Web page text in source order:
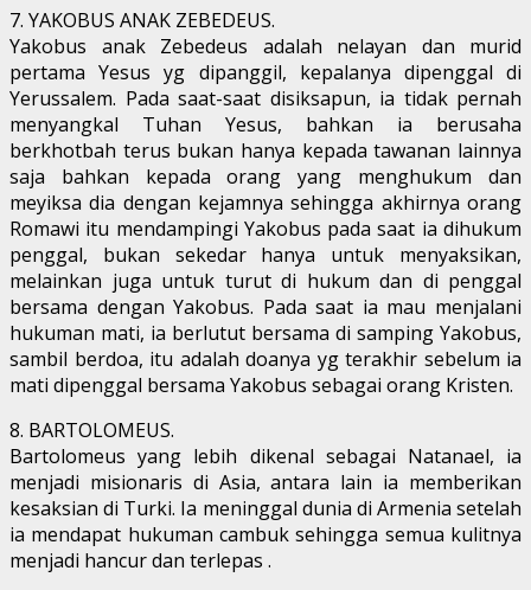
7. YAKOBUS ANAK ZEBEDEUS.
Yakobus anak Zebedeus adalah nelayan dan murid
pertama Yesus yg dipanggil, kepalanya dipenggal di
Yerussalem. Pada saat-saat disiksapun, ia tidak pernah
menyangkal Tuhan Yesus, bahkan ia berusaha
berkhotbah terus bukan hanya kepada tawanan lainnya
saja bahkan kepada orang yang menghukum dan
meyiksa dia dengan kejamnya sehingga akhirnya orang
Romawi itu mendampingi Yakobus pada saat ia dihukum
penggal, bukan sekedar hanya untuk menyaksikan,
melainkan juga untuk turut di hukum dan di penggal
bersama dengan Yakobus. Pada saat ia mau menjalani
hukuman mati, ia berlutut bersama di samping Yakobus,
sambil berdoa, itu adalah doanya yg terakhir sebelum ia
mati dipenggal bersama Yakobus sebagai orang Kristen.
8. BARTOLOMEUS.
Bartolomeus yang lebih dikenal sebagai Natanael, ia
menjadi misionaris di Asia, antara lain ia memberikan
kesaksian di Turki. Ia meninggal dunia di Armenia setelah
ia mendapat hukuman cambuk sehingga semua kulitnya
menjadi hancur dan terlepas .